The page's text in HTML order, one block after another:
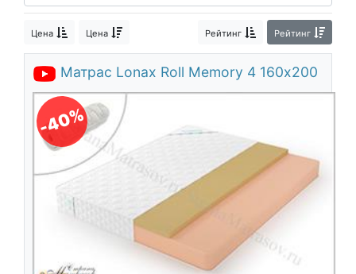
О компании
Контакты
Доставка по городу
Цена Цена Рейтинг Рейтинг
Матрас Lonax Roll Memory 4 160х200
-40%